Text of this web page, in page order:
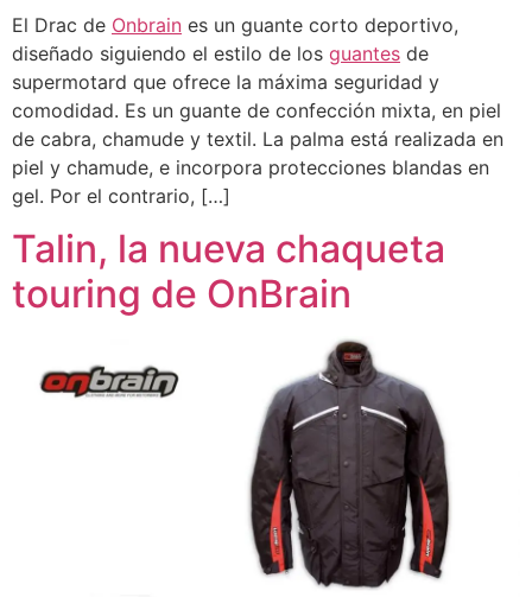
El Drac de Onbrain es un guante corto deportivo,
diseñado siguiendo el estilo de los guantes de
supermotard que ofrece la máxima seguridad y
comodidad. Es un guante de confección mixta, en piel
de cabra, chamude y textil. La palma está realizada en
piel y chamude, e incorpora protecciones blandas en
gel. Por el contrario, […]
Talin, la nueva chaqueta
touring de OnBrain